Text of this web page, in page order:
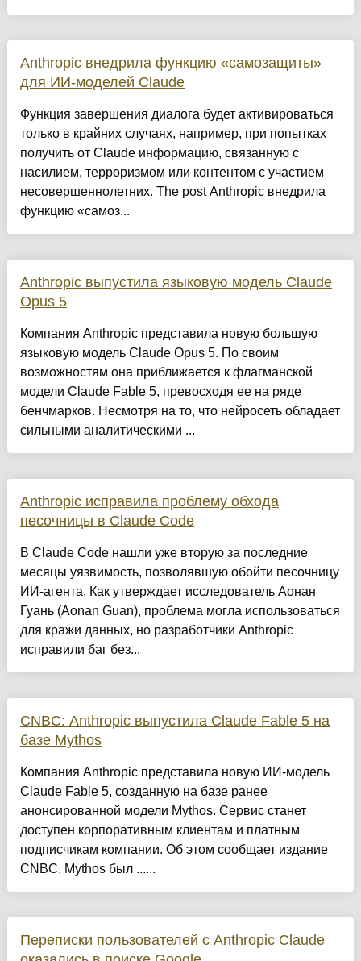
Anthropic внедрила функцию «самозащиты»
для ИИ-моделей Claude
Функция завершения диалога будет активироваться
только в крайних случаях, например, при попытках
получить от Claude информацию, связанную с
насилием, терроризмом или контентом с участием
несовершеннолетних. The post Anthropic внедрила
функцию «самоз...
Anthropic выпустила языковую модель Claude
Opus 5
Компания Anthropic представила новую большую
языковую модель Claude Opus 5. По своим
возможностям она приближается к флагманской
модели Claude Fable 5, превосходя ее на ряде
бенчмарков. Несмотря на то, что нейросеть обладает
сильными аналитическими ...
Anthropic исправила проблему обхода
песочницы в Claude Code
В Claude Code нашли уже вторую за последние
месяцы уязвимость, позволявшую обойти песочницу
ИИ-агента. Как утверждает исследователь Аонан
Гуань (Aonan Guan), проблема могла использоваться
для кражи данных, но разработчики Anthropic
исправили баг без...
CNBC: Anthropic выпустила Claude Fable 5 на
базе Mythos
Компания Anthropic представила новую ИИ-модель
Claude Fable 5, созданную на базе ранее
анонсированной модели Mythos. Сервис станет
доступен корпоративным клиентам и платным
подписчикам компании. Об этом сообщает издание
CNBC. Mythos был ......
Переписки пользователей с Anthropic Claude